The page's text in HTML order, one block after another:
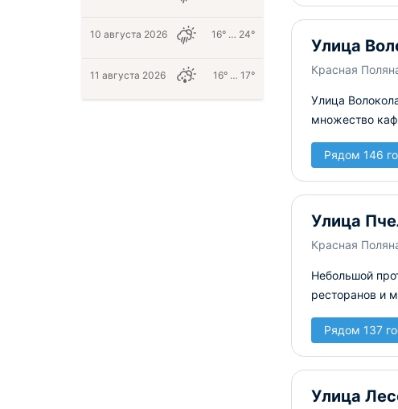
Улица
Красная
Улица
множество
Рядом 146
Улица
Красная
Небольшой
ресторанов и
Рядом 137
Улица
10 августа 2026 16° … 24°
11 августа 2026 16° … 17°